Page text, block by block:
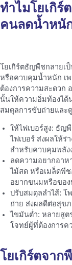
ทำไมโยเกิร์
คนลดน้ำหนั
โยเกิร์ตธัญพืชกลายเ
หรือควบคุมน้ำหนัก เ
ต้องการความสะดวก
นั้นให้ความอิ่มท้องได้
สมดุลการขับถ่ายและ
ให้ไฟเบอร์สูง: ธัญ
ไฟเบอร์ ส่งผลให้ร่
สำหรับควบคุมพลัง
ลดความอยากอาห
ไม้สด หรือเมล็ดพื
อยากขนมหรือของ
ปรับสมดุลลำไส้: โ
ถ่าย ส่งผลดีต่อสุข
ไขมันต่ำ: หลายสูต
โจทย์ผู้ที่ต้องการค
โยเกิร์ตจา